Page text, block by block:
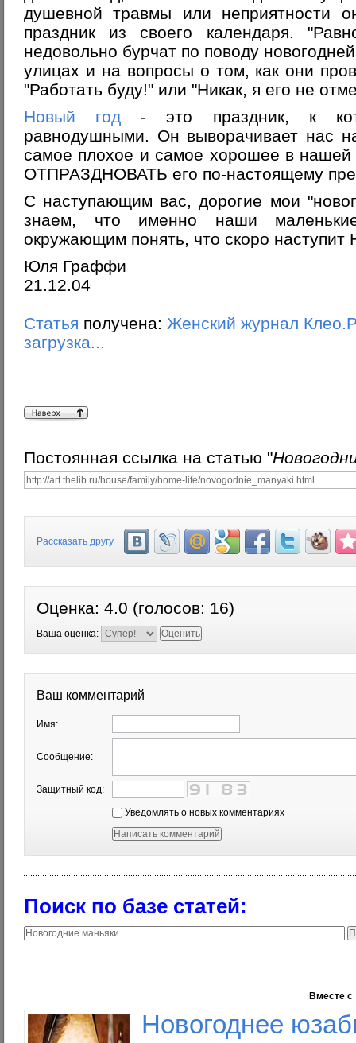
душевной травмы или неприятности
праздник из своего календаря.
недовольно бурчат по поводу
улицах и на вопросы о том, как они
"Работать буду!" или "Никак, я его не
Новый год - это праздник, к
равнодушными. Он выворачивает нас
самое плохое и самое хорошее в
ОТПРАЗДНОВАТЬ его по-настоящему
С наступающим вас, дорогие мои
знаем, что именно наши
окружающим понять, что скоро наступит
Юля Граффи
21.12.04
Статья получена: Женский журнал
загрузка...
Постоянная ссылка на статью "
Рассказать другу
Оценка: 4.0 (голосов: 16)
Ваша оценка:
Ваш комментарий
Имя:
Сообщение:
Защитный код:
Уведомлять о новых комментариях
Поиск по базе статей:
Вместе с
Новогоднее